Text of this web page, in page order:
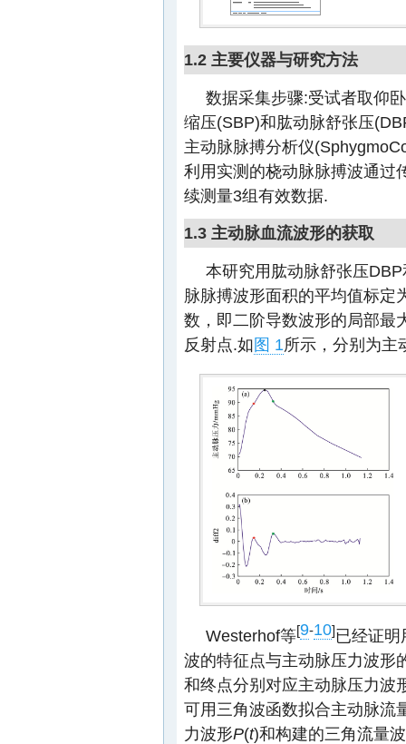
1.2 主要仪器与研究方法
数据采集步骤:受试者取仰
缩压(SBP)和肱动脉舒张压
主动脉脉搏分析仪
利用实测的桡动脉脉搏波通过
续测量3组有效数据.
1.3 主动脉血流波形的获取
本研究用肱动脉舒张压
脉脉搏波形面积的平均值标定
数，即二阶导数波形的局部最
反射点.如图 1所示，分别为主
Westerhof等[9-10]已经证明
波的特征点与主动脉压力波形
和终点分别对应主动脉压力波
可用三角波函数拟合主动脉流
力波形P(t)和构建的三角流量